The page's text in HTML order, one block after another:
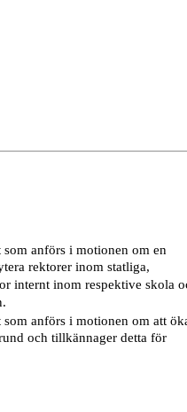
anförs i motionen om en
rektorer inom statliga,
internt inom respektive skola
anförs i motionen om att
och tillkännager detta för